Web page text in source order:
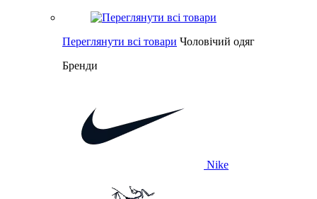
Переглянути всі товари Чоловічий одяг
Бренди
Nike